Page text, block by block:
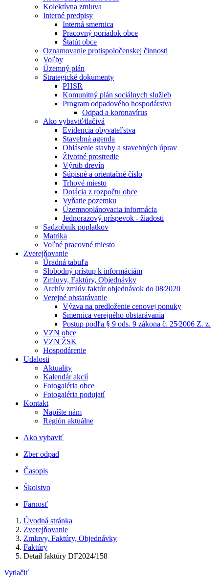
Kolektívna zmluva
Interné predpisy
Interná smernica
Pracovný poriadok obce
Štatút obce
Oznamovanie protispoločenskej činnosti
Voľby
Územný plán
Strategické dokumenty
PHSR
Komunitný plán sociálnych služieb
Program odpadového hospodárstva
Odpad a koronavírus
Ako vybaviť⁄tlačivá
Evidencia obyvateľstva
Stavebná agenda
Ohlásenie stavby a stavebných úprav
Životné prostredie
Výrub drevín
Súpisné a orientačné číslo
Trhové miesto
Dotácia z rozpočtu obce
Vyňatie pozemku
Územnoplánovacia informácia
Jednorazový príspevok - žiadosti
Sadzobník poplatkov
Matrika
Voľné pracovné miesto
Zverejňovanie
Úradná tabuľa
Slobodný prístup k informáciám
Zmluvy, Faktúry, Objednávky
Archív zmlúv faktúr objednávok do 08⁄2020
Verejné obstarávanie
Výzva na predloženie cenovej ponuky
Smernica verejného obstarávania
Postup podľa § 9 ods. 9 zákona č. 25⁄2006 Z. z.
VZN obce
VZN ŽSK
Hospodárenie
Udalosti
Aktuality
Kalendár akcií
Fotogaléria obce
Fotogaléria podujatí
Kontakt
Napíšte nám
Región aktuálne
Ako vybaviť
Zber odpad
Časopis
Školstvo
Farnosť
Úvodná stránka
Zverejňovanie
Zmluvy, Faktúry, Objednávky
Faktúry
Detail faktúry DF2024/158
Vytlačiť